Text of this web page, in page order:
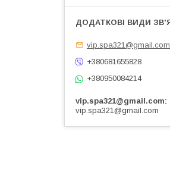
vip.spa321@gmail.com
+380681655828
+380950084214
vip.spa321@gmail.com
vip.spa321@gmail.com